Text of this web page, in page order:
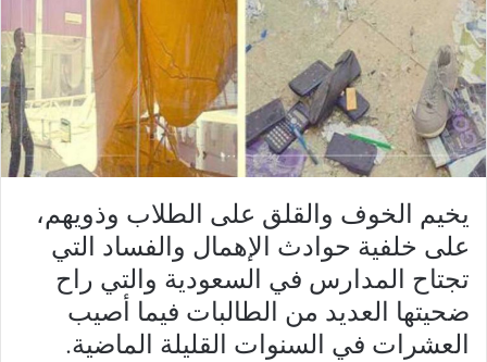
يخيم الخوف والقلق على الطلاب وذويهم،
على خلفية حوادث الإهمال والفساد التي
تجتاح المدارس في السعودية والتي راح
ضحيتها العديد من الطالبات فيما أصيب
العشرات في السنوات القليلة الماضية.